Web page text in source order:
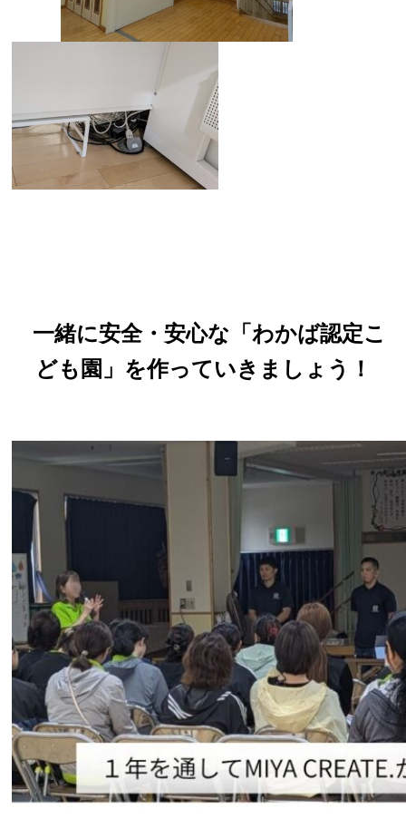
一緒に安全・安心な「わかば認定こ
ども園」を作っていきましょう！